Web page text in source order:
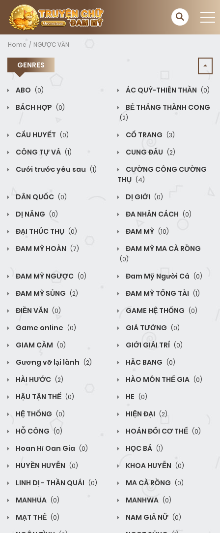
Home NGƯỢC VĂN
GENRES
ABO (0) ÁC QUỶ-THIÊN THẦN (0)
BÁCH HỢP (0) BẺ THẲNG THÀNH CONG
(2)
CẨU HUYẾT (0) CỔ TRANG (3)
CÔNG TỰ VẢ (1) CUNG ĐẤU (2)
Cưới trước yêu sau (1)
CƯỜNG CÔNG CƯỜNG
THỤ (4)
DÂN QUỐC (0) DỊ GIỚI (0)
DỊ NĂNG (0) ĐA NHÂN CÁCH (0)
ĐẠI THÚC THỤ (0) ĐAM MỸ (10)
ĐAM MỸ HOÀN (7) ĐAM MỸ MA CÀ RỒNG
(0)
ĐAM MỸ NGƯỢC (0) Đam Mỹ Người Cá (0)
ĐAM MỸ SỦNG (2) ĐAM MỸ TỔNG TÀI (1)
ĐIỀN VĂN (0) GAME HỆ THỐNG (0)
Game online (0) GIẢ TƯỞNG (0)
GIAM CẦM (0) GIỚI GIẢI TRÍ (0)
Gương vỡ lại lành (2) HĂC BANG (0)
HÀI HƯỚC (2) HÀO MÔN THẾ GIA (0)
HẬU TẬN THẾ (0) HE (0)
HỆ THỐNG (0) HIỆN ĐẠI (2)
HỖ CÔNG (0) HOÁN ĐỔI CƠ THỂ (0)
Hoan Hỉ Oan Gia (0) HỌC BÁ (1)
HUYỀN HUYỄN (0) KHOA HUYỄN (0)
LINH DỊ - THẦN QUÁI (0) MA CÀ RỒNG (0)
MANHUA (0) MANHWA (0)
MẠT THẾ (0) NAM GIẢ NỮ (0)